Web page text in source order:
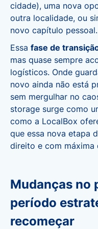
cidade), uma nova
outra localidade, ou
novo capítulo pessoal.
Essa fase de
mas quase sempre
logísticos. Onde
novo ainda não está
sem mergulhar no
storage surge como
como a LocalBox
que essa nova etapa
direito e com máxima
Mudanças no
período
recomeçar